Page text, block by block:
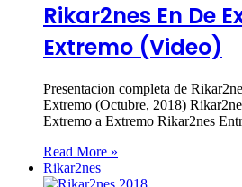
Rikar2nes En De
Extremo (Video)
Presentacion completa de
Extremo (Octubre, 2018)
Extremo a Extremo Rikar2nes
Read More »
Rikar2nes